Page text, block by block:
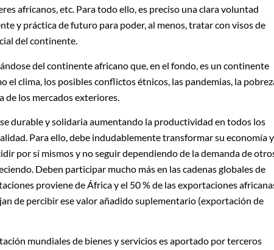
africanos, etc. Para todo ello, es preciso una clara voluntad
y práctica de futuro para poder, al menos, tratar con visos de
del continente.
del continente africano que, en el fondo, es un continente
el clima, los posibles conflictos étnicos, las pandemias, la
los mercados exteriores.
durable y solidaria aumentando la productividad en todos los
Para ello, debe indudablemente transformar su economía y
por sí mismos y no seguir dependiendo de la demanda de
Deben participar mucho más en las cadenas globales de
proviene de África y el 50 % de las exportaciones
de percibir ese valor añadido suplementario (exportación de
mundiales de bienes y servicios es aportado por terceros